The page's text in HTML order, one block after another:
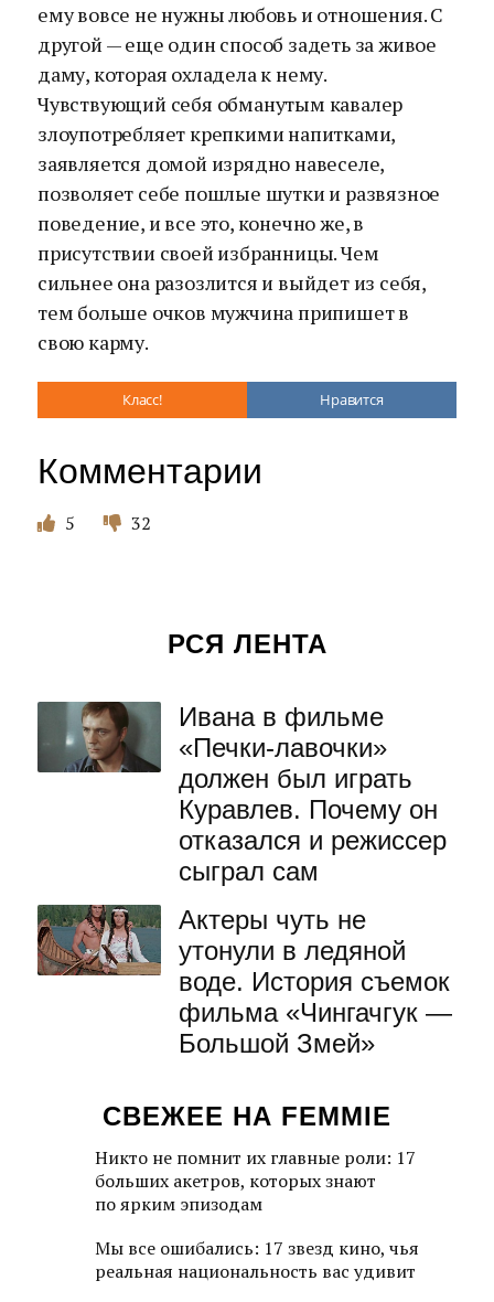
ему вовсе не нужны любовь и отношения. С
другой — еще один способ задеть за живое
даму, которая охладела к нему.
Чувствующий себя обманутым кавалер
злоупотребляет крепкими напитками,
заявляется домой изрядно навеселе,
позволяет себе пошлые шутки и развязное
поведение, и все это, конечно же, в
присутствии своей избранницы. Чем
сильнее она разозлится и выйдет из себя,
тем больше очков мужчина припишет в
свою карму.
Класс! Нравится
Комментарии
5 32
РСЯ ЛЕНТА
Ивана в фильме
«Печки-лавочки»
должен был играть
Куравлев. Почему он
отказался и режиссер
сыграл сам
Актеры чуть не
утонули в ледяной
воде. История съемок
фильма «Чингачгук —
Большой Змей»
СВЕЖЕЕ НА FEMMIE
Никто не помнит их главные роли: 17
больших акетров, которых знают
по ярким эпизодам
Мы все ошибались: 17 звезд кино, чья
реальная национальность вас удивит